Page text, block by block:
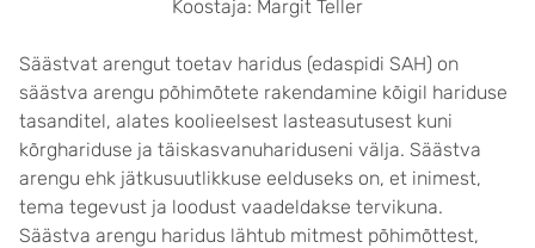
Koostaja: Margit Teller
Säästvat arengut toetav haridus (edaspidi SAH) on
säästva arengu põhimõtete rakendamine kõigil hariduse
tasanditel, alates koolieelsest lasteasutusest kuni
kõrghariduse ja täiskasvanuhariduseni välja. Säästva
arengu ehk jätkusuutlikkuse eelduseks on, et inimest,
tema tegevust ja loodust vaadeldakse tervikuna.
Säästva arengu haridus lähtub mitmest põhimõttest,